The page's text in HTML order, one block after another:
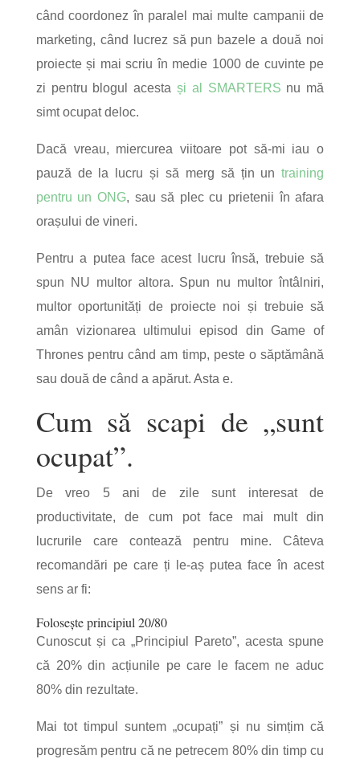
când coordonez în paralel mai multe campanii de
marketing, când lucrez să pun bazele a două noi
proiecte și mai scriu în medie 1000 de cuvinte pe
zi pentru blogul acesta și al SMARTERS nu mă
simt ocupat deloc.
Dacă vreau, miercurea viitoare pot să-mi iau o
pauză de la lucru și să merg să țin untraining
pentru un ONG, sau să plec cu prietenii în afara
orașului de vineri.
Pentru a putea face acest lucru însă, trebuie să
spun NU multor altora. Spun nu multor întâlniri,
multor oportunități de proiecte noi și trebuie să
amân vizionarea ultimului episod din Game of
Thrones pentru când am timp, peste o săptămână
sau două de când a apărut. Asta e.
Cum să scapi de „sunt
ocupat”.
De vreo 5 ani de zile sunt interesat de
productivitate, de cum pot face mai mult din
lucrurile care contează pentru mine. Câteva
recomandări pe care ți le-aș putea face în acest
sens ar fi:
Folosește principiul 20/80
Cunoscut și ca „Principiul Pareto”, acesta spune
că 20% din acțiunile pe care le facem ne aduc
80% din rezultate.
Mai tot timpul suntem „ocupați” și nu simțim că
progresăm pentru că ne petrecem 80% din timp cu